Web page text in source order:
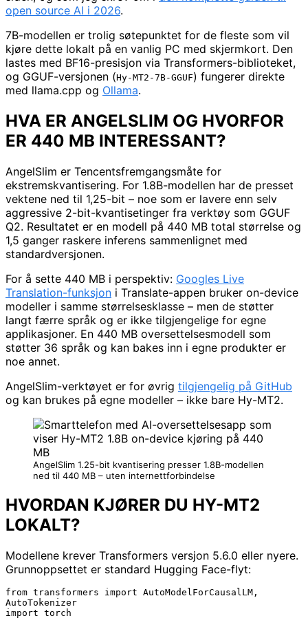
open source AI i 2026.
7B-modellen er trolig søtepunktet for de fleste som vil
kjøre dette lokalt på en vanlig PC med skjermkort. Den
lastes med BF16-presisjon via Transformers-biblioteket,
og GGUF-versjonen (Hy-MT2-7B-GGUF) fungerer direkte
med llama.cpp og Ollama.
HVA ER ANGELSLIM OG HVORFOR
ER 440 MB INTERESSANT?
AngelSlim er Tencentsfremgangsmåte for
ekstremskvantisering. For 1.8B-modellen har de presset
vektene ned til 1,25-bit – noe som er lavere enn selv
aggressive 2-bit-kvantisetinger fra verktøy som GGUF
Q2. Resultatet er en modell på 440 MB total størrelse og
1,5 ganger raskere inferens sammenlignet med
standardversjonen.
For å sette 440 MB i perspektiv: Googles Live
Translation-funksjon i Translate-appen bruker on-device
modeller i samme størrelsesklasse – men de støtter
langt færre språk og er ikke tilgjengelige for egne
applikasjoner. En 440 MB oversettelsesmodell som
støtter 36 språk og kan bakes inn i egne produkter er
noe annet.
AngelSlim-verktøyet er for øvrig tilgjengelig på GitHub
og kan brukes på egne modeller – ikke bare Hy-MT2.
AngelSlim 1.25-bit kvantisering presser 1.8B-modellen
ned til 440 MB – uten internettforbindelse
HVORDAN KJØRER DU HY-MT2
LOKALT?
Modellene krever Transformers versjon 5.6.0 eller nyere.
Grunnoppsettet er standard Hugging Face-flyt:
from transformers import AutoModelForCausalLM,
AutoTokenizer
import torch